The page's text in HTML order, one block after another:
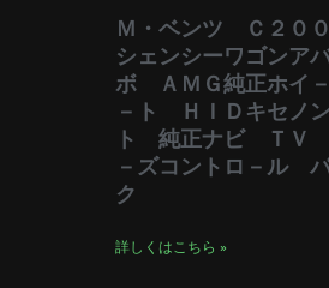
Ｍ・ベンツ Ｃ２０
シェンシーワゴンア
ボ ＡＭＧ純正ホイ
－ト ＨＩＤキセノ
ト 純正ナビ ＴＶ
－ズコントロ－ル
ク
詳しくはこちら »